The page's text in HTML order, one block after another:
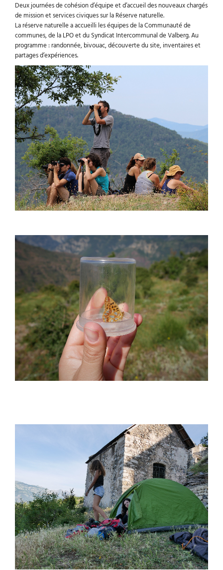
Deux journées de cohésion d’équipe et d’accueil des nouveaux chargés
de mission et services civiques sur la Réserve naturelle.
La réserve naturelle a accueilli les équipes de la Communauté de
communes, de la LPO et du Syndicat Intercommunal de Valberg. Au
programme : randonnée, bivouac, découverte du site, inventaires et
partages d’expériences.